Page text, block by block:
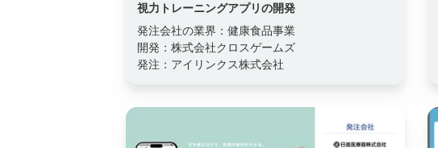
視力トレーニングアプリの開発
発注会社の業界： 健康食品事業
開発： 株式会社クロスゲームズ
発注： アイリンクス株式会社